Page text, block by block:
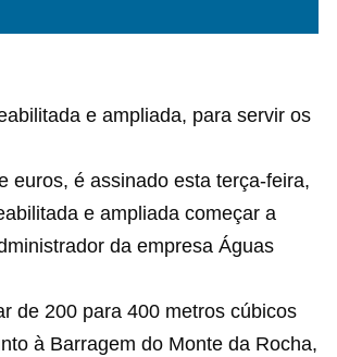
e ampliada, para servir os
euros, é assinado esta terça-feira,
e ampliada começar a
da empresa Águas
de 200 para 400 metros cúbicos
à Barragem do Monte da Rocha,